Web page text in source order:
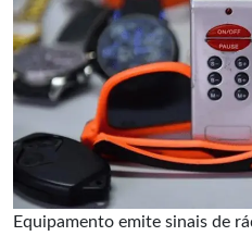
Equipamento emite sinais de